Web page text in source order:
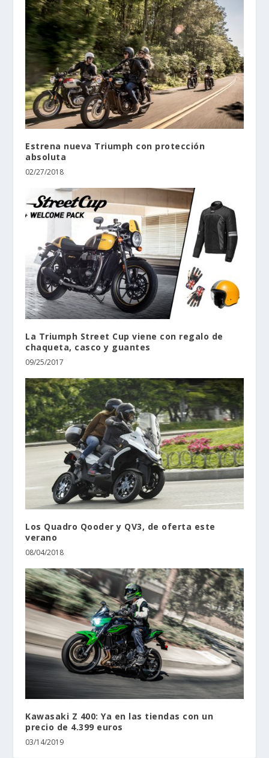
Estrena nueva Triumph con protección
absoluta
02/27/2018
La Triumph Street Cup viene con regalo de
chaqueta, casco y guantes
09/25/2017
Los Quadro Qooder y QV3, de oferta este
verano
08/04/2018
Kawasaki Z 400: Ya en las tiendas con un
precio de 4.399 euros
03/14/2019